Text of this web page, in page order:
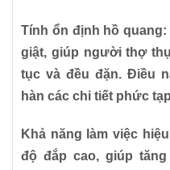
Tính ổn định hồ quang:
giật, giúp người thợ
tục và đều đặn. Điều
hàn các chi tiết phức
Khả năng làm việc
độ đắp cao, giúp